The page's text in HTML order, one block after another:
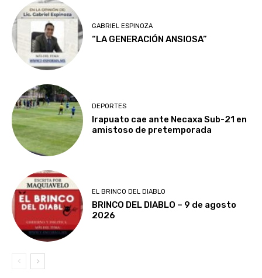
GABRIEL ESPINOZA
“LA GENERACIÓN ANSIOSA”
DEPORTES
Irapuato cae ante Necaxa Sub-21 en
amistoso de pretemporada
EL BRINCO DEL DIABLO
BRINCO DEL DIABLO – 9 de agosto
2026